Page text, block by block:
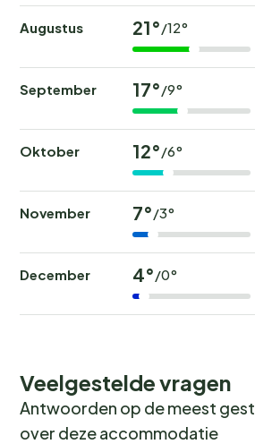
Augustus 21°/12°
September 17°/9°
Oktober 12°/6°
November 7°/3°
December 4°/0°
Veelgestelde vragen
Antwoorden op de meest
over deze accommodatie